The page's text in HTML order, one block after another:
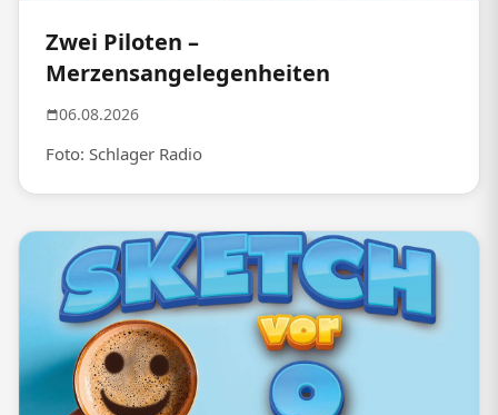
Zwei Piloten –
Merzensangelegenheiten
06.08.2026
Foto: Schlager Radio